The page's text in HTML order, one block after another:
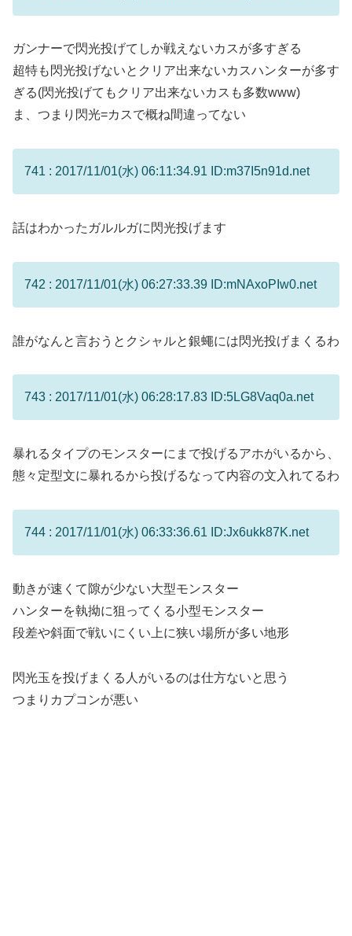
ガンナーで閃光投げてしか戦えないカスが多すぎる
超特も閃光投げないとクリア出来ないカスハンターが多す
ぎる(閃光投げてもクリア出来ないカスも多数www)
ま、つまり閃光=カスで概ね間違ってない
741 : 2017/11/01(水) 06:11:34.91 ID:m37I5n91d.net
話はわかったガルルガに閃光投げます
742 : 2017/11/01(水) 06:27:33.39 ID:mNAxoPIw0.net
誰がなんと言おうとクシャルと銀蠅には閃光投げまくるわ
743 : 2017/11/01(水) 06:28:17.83 ID:5LG8Vaq0a.net
暴れるタイプのモンスターにまで投げるアホがいるから、
態々定型文に暴れるから投げるなって内容の文入れてるわ
744 : 2017/11/01(水) 06:33:36.61 ID:Jx6ukk87K.net
動きが速くて隙が少ない大型モンスター
ハンターを執拗に狙ってくる小型モンスター
段差や斜面で戦いにくい上に狭い場所が多い地形
閃光玉を投げまくる人がいるのは仕方ないと思う
つまりカプコンが悪い